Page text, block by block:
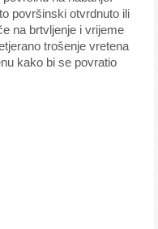
površinski otvrdnuto ili
na brtvljenje i vrijeme
trošenje vretena
kako bi se povratio